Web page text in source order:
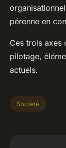
pérenne en
Ces trois axes
pilotage,
actuels.
Société